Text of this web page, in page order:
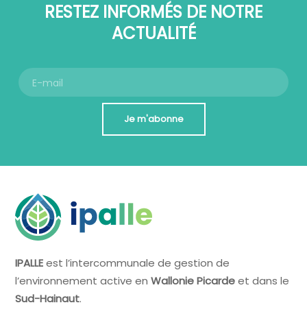
RESTEZ INFORMÉS DE NOTRE
ACTUALITÉ
Je m'abonne
IPALLEest l’intercommunale de gestion de
l’environnement active enWallonie Picardeet dans le
Sud-Hainaut.